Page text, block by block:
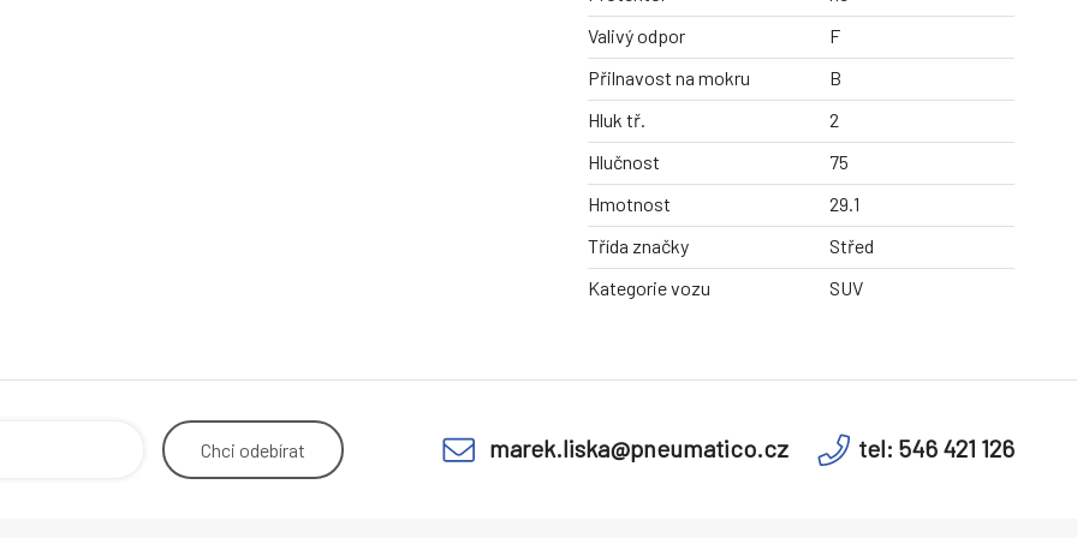
Valivý odpor
F
Přilnavost na mokru
B
Hluk tř.
2
Hlučnost
75
Hmotnost
29.1
Třída značky
Střed
Kategorie vozu
SUV
Chci odebírat marek.liska@pneumatico.cz tel: 546 421 126